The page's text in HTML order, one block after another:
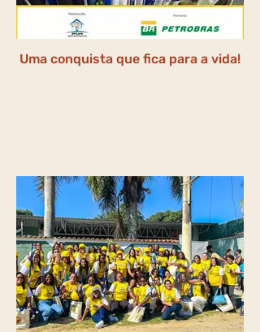
Uma conquista que fica para a vida!